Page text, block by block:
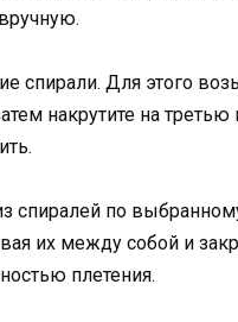
спирали. Для этого
накрутите на третью
спиралей по
их между собой и
плетения.